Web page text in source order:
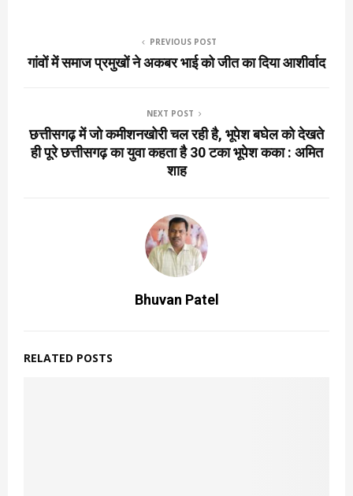
PREVIOUS POST
गांवों में समाज प्रमुखों ने अकबर भाई को जीत का दिया आशीर्वाद
NEXT POST
छत्तीसगढ़ में जो कमीशनखोरी चल रही है, भूपेश बघेल को देखते
ही पूरे छत्तीसगढ़ का युवा कहता है 30 टका भूपेश कका : अमित
शाह
Bhuvan Patel
RELATED POSTS